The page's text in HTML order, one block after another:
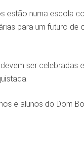
estão numa
para um futuro
ser
e alunos do Dom